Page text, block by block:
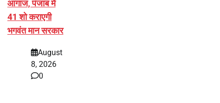
आगाज, पंजाब में
41 शो कराएगी
भगवंत मान सरकार
August
8, 2026
0